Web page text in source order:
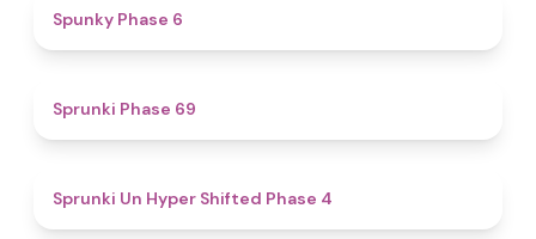
Spunky Phase 6
Sprunki Phase 69
Sprunki Un Hyper Shifted Phase 4